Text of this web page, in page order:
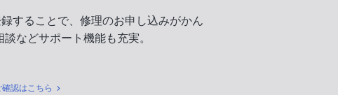
することで、修理のお申し込みがかん
談などサポート機能も充実。
確認はこちら